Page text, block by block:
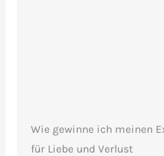
Wie gewinne ich meinen
für Liebe und Verlust